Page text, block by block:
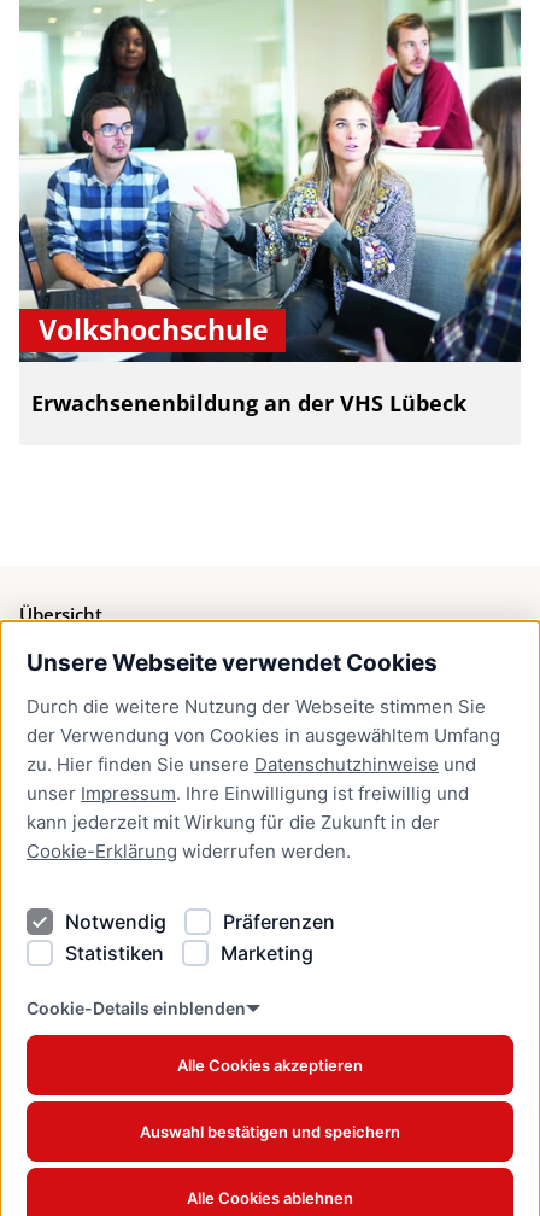
Unsere Webseite verwendet Cookies
Durch die weitere Nutzung der Webseite stimmen Sie
der Verwendung von Cookies in ausgewähltem Umfang
zu. Hier finden Sie unsere Datenschutzhinweise und
unser Impressum. Ihre Einwilligung ist freiwillig und
kann jederzeit mit Wirkung für die Zukunft in der
Cookie-Erklärung widerrufen werden.
Notwendig
Präferenzen
Statistiken
Marketing
Cookie-Details einblenden
Alle Cookies akzeptieren
Auswahl bestätigen und speichern
Alle Cookies ablehnen
Volkshochschule
Erwachsenenbildung an der VHS Lübeck
Übersicht
Bürgerservice
Presse
Newsletter Lübeck:kompakt
Kontakt
Kontakt
Datenschutzhinweise
Barrierefreiheit
Cookie Erklärung
www.luebeck.de